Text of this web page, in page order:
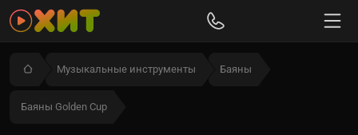
Музыкальные инструменты Баяны
Баяны Golden Cup